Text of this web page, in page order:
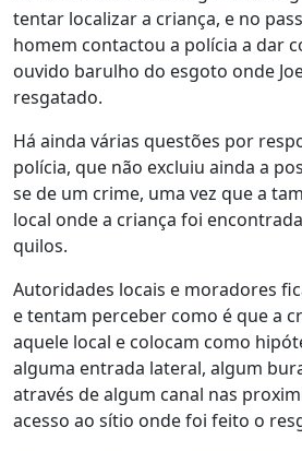
tentar localizar a criança, e no
homem contactou a polícia a dar
ouvido barulho do esgoto onde
resgatado.
Há ainda várias questões por
polícia, que não excluiu ainda a
se de um crime, uma vez que a
local onde a criança foi
quilos.
Autoridades locais e moradores
e tentam perceber como é que a
aquele local e colocam como
alguma entrada lateral, algum
através de algum canal nas
acesso ao sítio onde foi feito o